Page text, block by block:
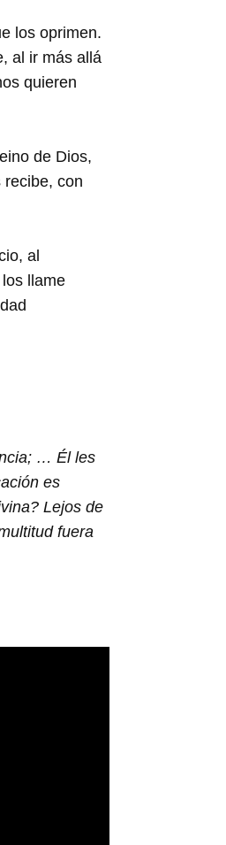
los oprimen.
al ir más allá
quieren
de Dios,
recibe, con
al
llame
… Él les
es
Lejos de
fuera